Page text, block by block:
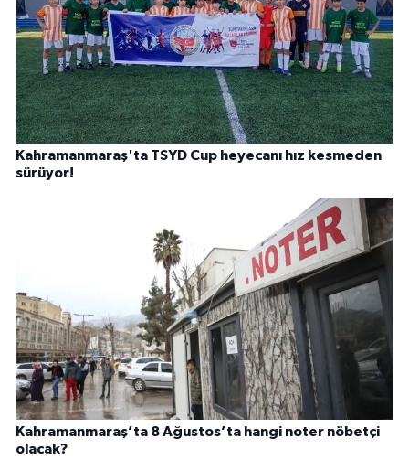
Kahramanmaraş'ta TSYD Cup heyecanı hız kesmeden
sürüyor!
Kahramanmaraş’ta 8 Ağustos’ta hangi noter nöbetçi
olacak?